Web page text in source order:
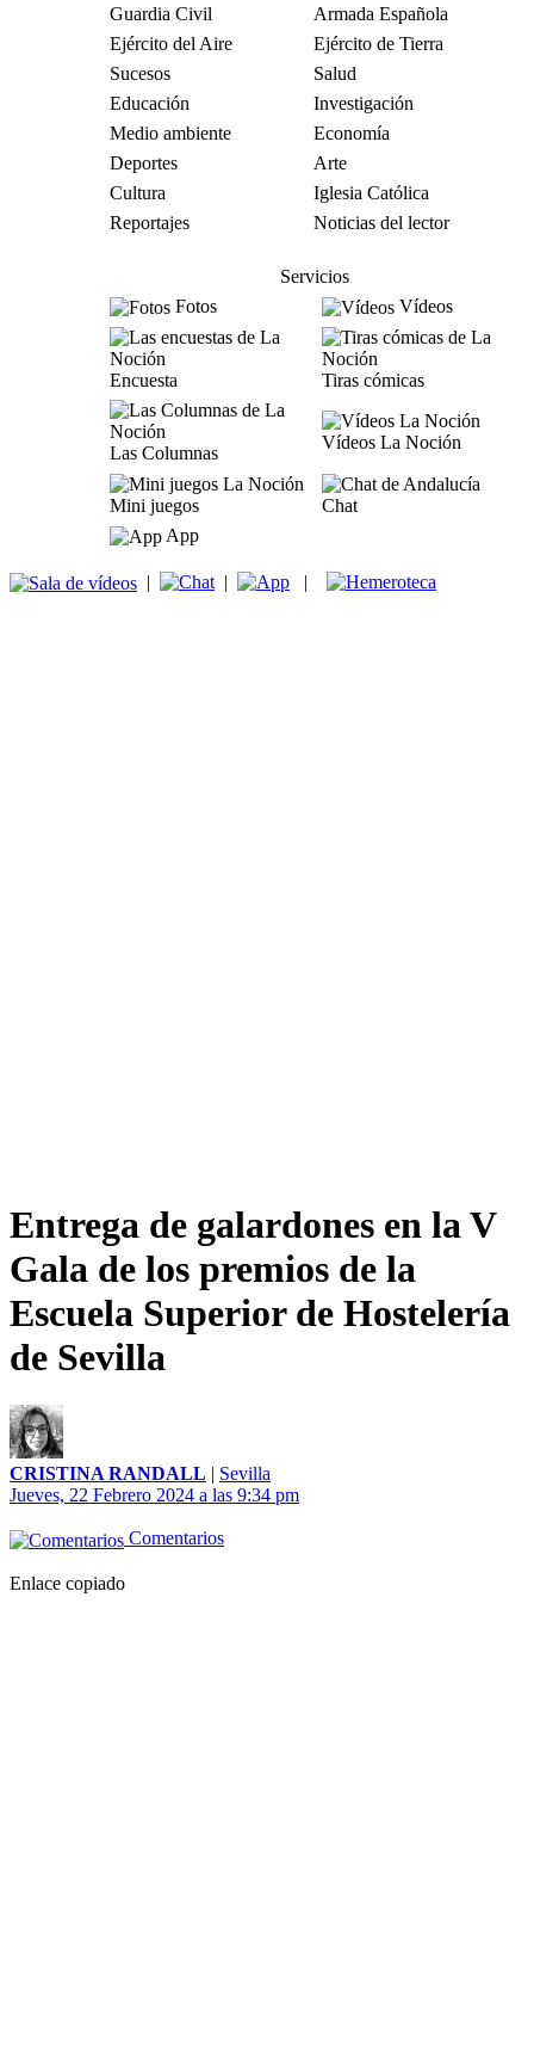
Guardia Civil
Armada Española
Ejército del Aire
Ejército de Tierra
Sucesos
Salud
Educación
Investigación
Medio ambiente
Economía
Deportes
Arte
Cultura
Iglesia Católica
Reportajes
Noticias del lector
Servicios
Fotos
Vídeos
Encuesta Tiras cómicas
Las Columnas
Vídeos La Noción
Mini juegos
Chat
App
| | |
Entrega de galardones en la V
Gala de los premios de la
Escuela Superior de Hostelería
de Sevilla
CRISTINA RANDALL | Sevilla
Jueves, 22 Febrero 2024 a las 9:34 pm
Comentarios
Enlace copiado